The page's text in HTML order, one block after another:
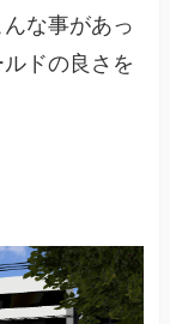
な事があっ
ドの良さを